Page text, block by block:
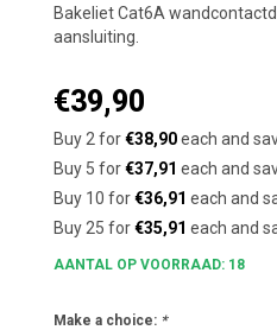
Bakeliet Cat6A
aansluiting.
€39,90
Buy 2 for€38,90each and
Buy 5 for€37,91 each and
Buy 10 for€36,91 each and
Buy 25 for€35,91 each and
AANTAL OP VOORRAAD: 18
Make a choice: *